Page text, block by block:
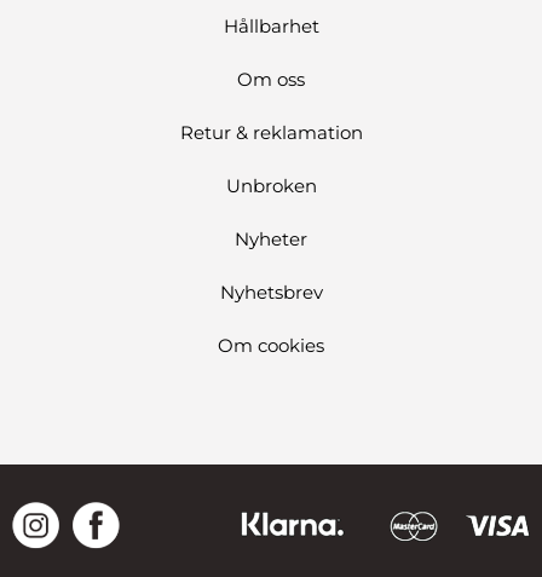
Hållbarhet
Om oss
Retur & reklamation
Unbroken
Nyheter
Nyhetsbrev
Om cookies